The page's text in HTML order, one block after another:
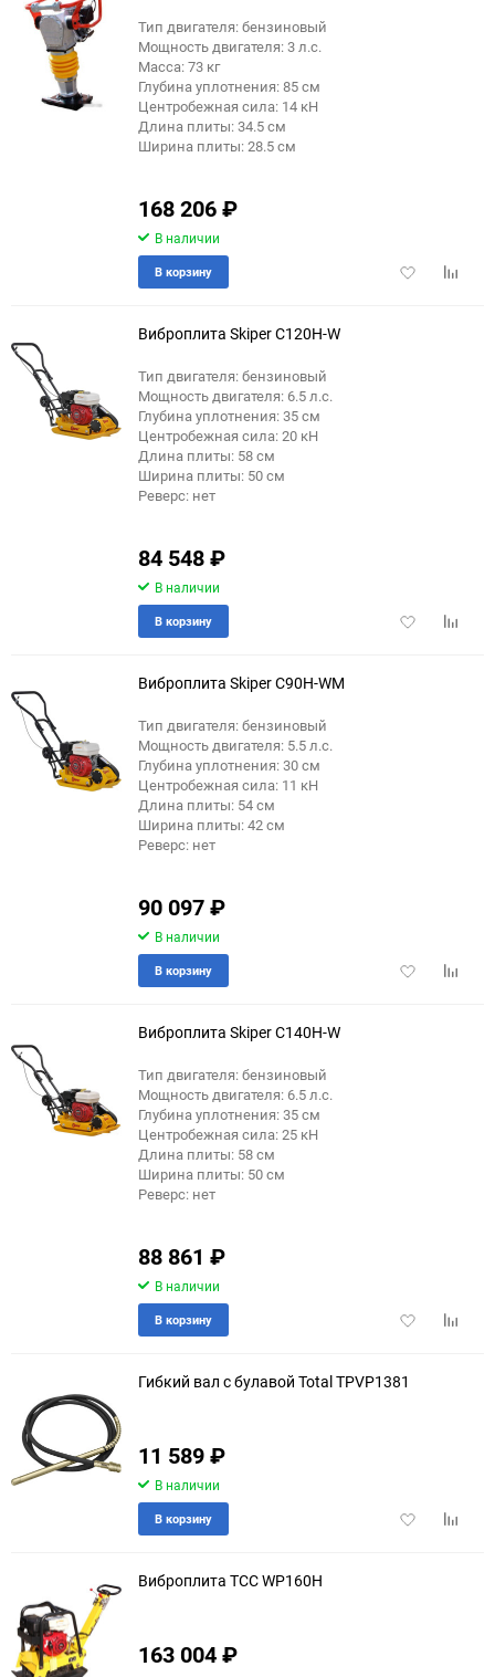
Тип двигателя: бензиновый
Мощность двигателя: 3 л.с.
Масса: 73 кг
Глубина уплотнения: 85 см
Центробежная сила: 14 кН
Длина плиты: 34.5 см
Ширина плиты: 28.5 см
168 206₽
В наличии
Добавить
В корзину
Виброплита Skiper C120H-W
Тип двигателя: бензиновый
Мощность двигателя: 6.5 л.с.
Глубина уплотнения: 35 см
Центробежная сила: 20 кН
Длина плиты: 58 см
Ширина плиты: 50 см
Реверс: нет
84 548₽
В наличии
Добавить
В корзину
Виброплита Skiper C90H-WM
Тип двигателя: бензиновый
Мощность двигателя: 5.5 л.с.
Глубина уплотнения: 30 см
Центробежная сила: 11 кН
Длина плиты: 54 см
Ширина плиты: 42 см
Реверс: нет
90 097₽
В наличии
Добавить
В корзину
Виброплита Skiper C140H-W
Тип двигателя: бензиновый
Мощность двигателя: 6.5 л.с.
Глубина уплотнения: 35 см
Центробежная сила: 25 кН
Длина плиты: 58 см
Ширина плиты: 50 см
Реверс: нет
88 861 ₽
В наличии
Добавить
В корзину
Гибкий вал с булавой Total TPVP1381
11 589₽
В наличии
Добавить
В корзину
Виброплита ТСС WP160H
163 004₽